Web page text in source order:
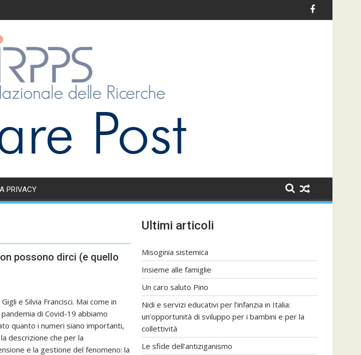
Nidi e servizi educativi per l’infanzia in Italia: un’opportunità di sviluppo per i
Le sfide dell’antiziganismo
PRIVACY
possono dirci (e quello
Gigli e Silvia Francisci. Mai come in
di Covid-19 abbiamo
quanto i numeri siano importanti,
descrizione che per la
e la gestione del fenomeno: la
Ultimi articoli
Misoginia sistemica
Insieme alle famiglie
Un caro saluto Pino
Nidi e servizi educativi per l’infanzia in Italia:
un’opportunità di sviluppo per i bambini e per la
collettività
Le sfide dell’antiziganismo